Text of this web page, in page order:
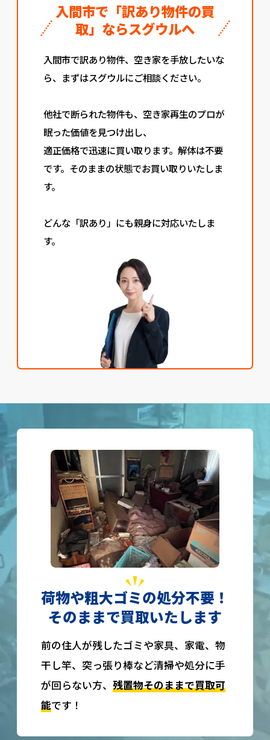
入間市で「訳あり物件の買
取」ならスグウルへ
入間市で訳あり物件、空き家を手放したいな
ら、まずはスグウルにご相談ください。
他社で断られた物件も、空き家再生のプロが
眠った価値を見つけ出し、
適正価格で迅速に買い取ります。解体は不要
です。そのままの状態でお買い取りいたしま
す。
どんな「訳あり」にも親身に対応いたしま
す。
荷物や粗大ゴミの処分不要！
そのままで買取いたします
前の住人が残したゴミや家具、家電、物
干し竿、突っ張り棒など清掃や処分に手
が回らない方、 残置物そのままで買取可
能です！